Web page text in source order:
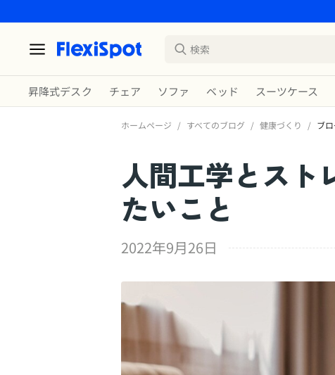
昇降式デスク チェア ソファ ベッド スーツケース
ホームページ / すべてのブログ / 健康づくり / ブ
人間工学とスト
たいこと
2022年9月26日